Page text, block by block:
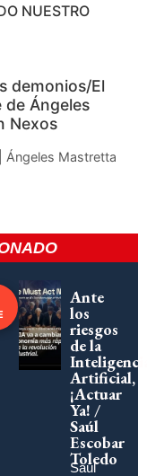
NUESTRO
demonios/El
de Ángeles
Nexos
Ángeles Mastretta
Ante
los
riesgos
de la
Artificial,
¡Actuar
Ya! /
Saúl
Escobar
Toledo
Saúl